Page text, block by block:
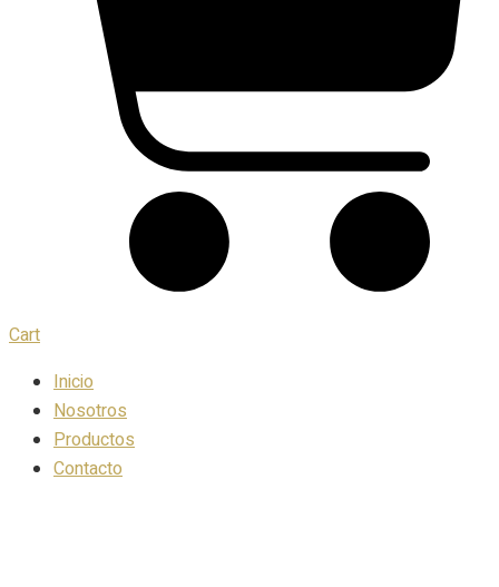
Cart
Inicio
Nosotros
Productos
Contacto